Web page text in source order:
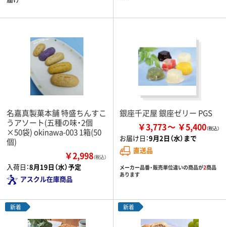
名嘉真製菓本舗 特盛ちんすこ
うアソート(五種の味・2個
×50袋) okinawa-003 1箱(50
個)
￥2,998（税込）
入荷日：8月19日（水）予定
アスクル在庫商品
銀座千疋屋 銀座ゼリー PGS
￥3,773 ￥5,400
お届け日：9月2日（水）まで
直送品
メーカー品番・販売単位違いの商品が2商品
あります
新着 新着